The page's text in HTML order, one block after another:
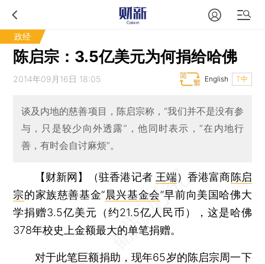
政经
陈启宗：3.5亿美元为何捐给哈佛
2014年09月16日 18:05 T中
English
谈及内地的慈善项目，陈启宗称，“我们并不是没有参
与，只是较少向外透露”，他同时表示，“在内地行
善，有时会自讨麻烦”。
【财新网】（驻香港记者 王端）香港富商陈启
宗的家族慈善基金“晨兴基金会”早前向美国哈佛大
学捐赠3.5亿美元（约21.5亿人民币），这是哈佛
378年校史上金额最大的单笔捐赠。
对于此笔巨额捐助，现年65岁的陈启宗周一下